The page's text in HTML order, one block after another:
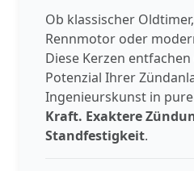
Ob klassischer
Rennmotor oder
Diese Kerzen
Potenzial Ihrer
Ingenieurskunst in
Kraft. Exaktere
Standfestigkeit.